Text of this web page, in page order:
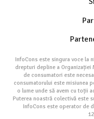
InfoCons este singura voce la
drepturi depline a Organizației
de consumatori este
consumatorului este misiunea
o lume unde să avem cu toții
Puterea noastră colectivă este
InfoCons este operator de